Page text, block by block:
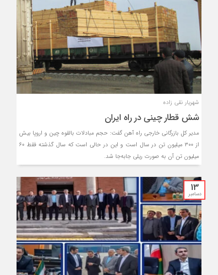
شهریار نقی زاده
شش قطار چینی در راه ایران
مدیر کل بازرگانی خارجی راه آهن گفت: حجم مبادلات بالقوه چین و اروپا بیش
از ۳۰۰ میلیون تن در سال است و این در حالی است که سال گذشته فقط ۶۰
میلیون تن آن به صورت ریلی جابه‌جا شد.
13
دسامبر